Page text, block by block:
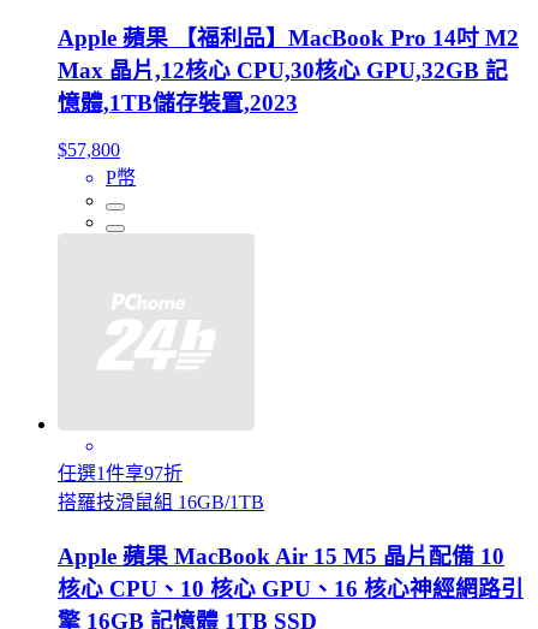
Apple 蘋果 【福利品】MacBook Pro 14吋 M2
Max 晶片,12核心 CPU,30核心 GPU,32GB 記
憶體,1TB儲存裝置,2023
$57,800
P幣
任選1件享97折
搭羅技滑鼠組 16GB/1TB
Apple 蘋果 MacBook Air 15 M5 晶片配備 10
核心 CPU、10 核心 GPU、16 核心神經網路引
擎 16GB 記憶體 1TB SSD